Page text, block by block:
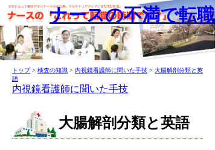
ナースの不満で転職
トップ> 検査の知識 > 内視鏡看護師に聞いた手技 > 大腸解剖分類と英
語
内視鏡看護師に聞いた手技
大腸解剖分類と英語